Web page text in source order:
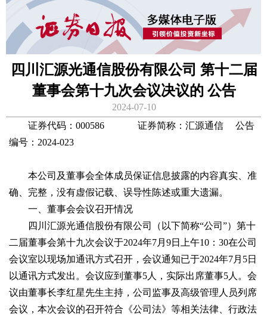
四川汇源光通信股份有限公司 第十二届
董事会第十九次会议决议的 公告
2024-07-10
证券代码：000586 证券简称：汇源通信 公告
编号：2024-023
本公司及董事会全体成员保证信息披露的内容真实、准
确、完整，没有虚假记载、误导性陈述或重大遗漏。
一、董事会会议召开情况
四川汇源光通信股份有限公司（以下简称“公司”）第十
二届董事会第十九次会议于2024年7月9日上午10：30在公司
会议室以现场加通讯方式召开，会议通知已于2024年7月5日
以通讯方式发出。会议应到董事5人，实际出席董事5人。会
议由董事长李红星先生主持，公司监事及高级管理人员列席
会议，本次会议的召开符合《公司法》等相关法律、行政法